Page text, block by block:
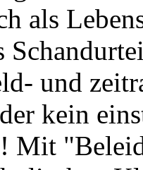
als
und
kein
Mit